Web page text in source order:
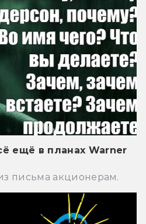
ещё в планах Warner
письма акционерам.